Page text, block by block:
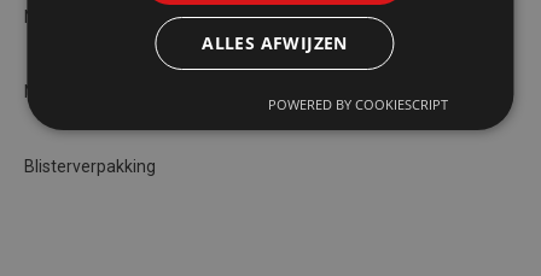
Normale vlam
Navulbaar met aanstekergas (butaan)
Blisterverpakking
ALLES AFWIJZEN
POWERED BY COOKIESCRIPT